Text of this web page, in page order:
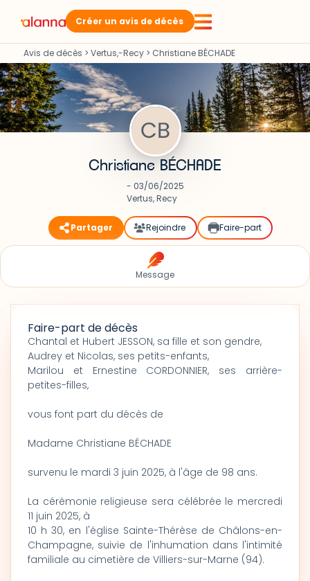
Créer un avis de décès
Avis de décès > Vertus,-Recy > Christiane BÉCHADE
Christiane BÉCHADE
- 03/06/2025
Vertus, Recy
Partager Rejoindre Faire-part
Message
Faire-part de décès
Chantal et Hubert JESSON, sa fille et son gendre,
Audrey et Nicolas, ses petits-enfants,
Marilou et Ernestine CORDONNIER, ses arrière-
petites-filles,
vous font part du décès de
Madame Christiane BÉCHADE
survenu le mardi 3 juin 2025, à l'âge de 98 ans.
La cérémonie religieuse sera célébrée le mercredi
11 juin 2025, à
10 h 30, en l'église Sainte-Thérèse de Châlons-en-
Champagne, suivie de l'inhumation dans l'intimité
familiale au cimetière de Villiers-sur-Marne (94).